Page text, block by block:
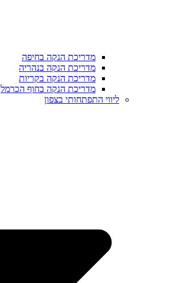
מדריכת הנקה בחיפה
מדריכת הנקה בנהריה
מדריכת הנקה בקריות
מדריכת הנקה בחוף הכרמל
ליווי התפתחותי בצפון